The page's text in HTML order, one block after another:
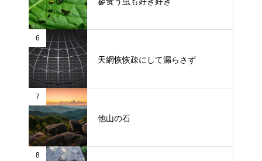
6
天網恢恢疎にして漏らさず
7
他山の石
8